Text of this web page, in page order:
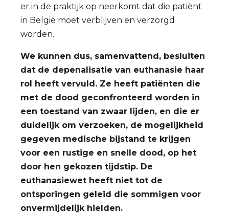
er in de praktijk op neerkomt dat die patiënt
in België moet verblijven en verzorgd
worden.
We kunnen dus, samenvattend, besluiten
dat de depenalisatie van euthanasie haar
rol heeft vervuld. Ze heeft patiënten die
met de dood geconfronteerd worden in
een toestand van zwaar lijden, en die er
duidelijk om verzoeken, de mogelijkheid
gegeven medische bijstand te krijgen
voor een rustige en snelle dood, op het
door hen gekozen tijdstip. De
euthanasiewet heeft niet tot de
ontsporingen geleid die sommigen voor
onvermijdelijk hielden.